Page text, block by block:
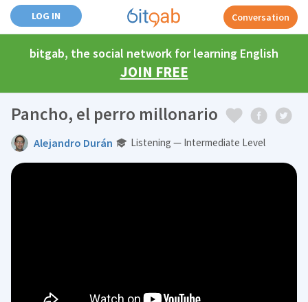
LOG IN Conversation
bitgab, the social network for learning English
JOIN FREE
Pancho, el perro millonario
Alejandro Durán Listening — Intermediate Level